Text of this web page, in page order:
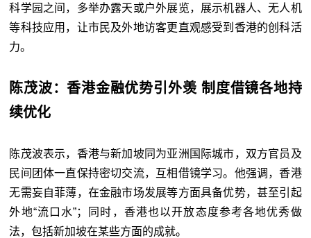
科学园之间，多举办露天或户外展览，展示机器人、无人机
等科技应用，让市民及外地访客更直观感受到香港的创科活
力。
陈茂波：香港金融优势引外羡 制度借镜各地持
续优化
陈茂波表示，香港与新加坡同为亚洲国际城市，双方官员及
民间团体一直保持密切交流，互相借镜学习。他强调，香港
无需妄自菲薄，在金融市场发展等方面具备优势，甚至引起
外地“流口水”；同时，香港也以开放态度参考各地优秀做
法，包括新加坡在某些方面的成就。